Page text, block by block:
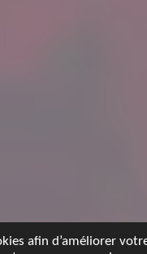
afin d’améliorer